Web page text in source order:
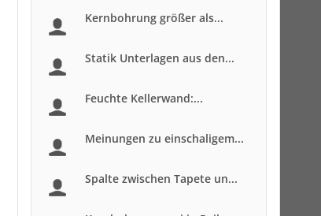
Kernbohrung größer als...
Statik Unterlagen aus den...
Feuchte Kellerwand:...
Meinungen zu einschaligem...
Spalte zwischen Tapete un...